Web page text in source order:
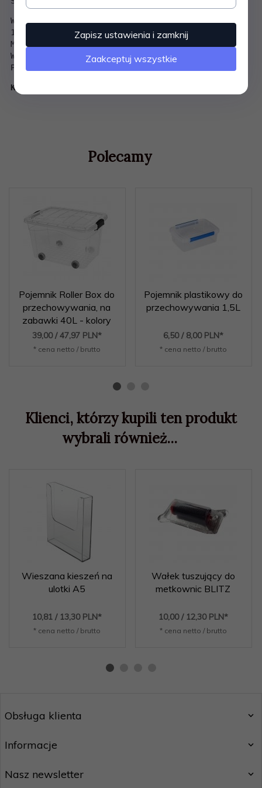
Wymiary: L:157 x W:225 x H:64 mm
1500 ml
Można je myć w zmywarce.
Wolne od ftalanów i BPA.
Produkt polski.
Kolor: transparentny/niebieski
Polecamy
Pojemnik Roller Box do
przechowywania, na
zabawki 40L - kolory
39,00 / 47,97 PLN*
* cena netto / brutto
Pojemnik plastikowy do
przechowywania 1,5L
6,50 / 8,00 PLN*
* cena netto / brutto
Klienci, którzy kupili ten produkt
wybrali również...
Wieszana kieszeń na
ulotki A5
10,81 / 13,30 PLN*
* cena netto / brutto
Wałek tuszujący do
metkownic BLITZ
10,00 / 12,30 PLN*
* cena netto / brutto
Obsługa klienta
Informacje
Nasz newsletter
Zapisz ustawienia i zamknij
Zaakceptuj wszystkie